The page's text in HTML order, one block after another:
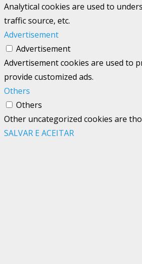
Analytical cookies are used to
traffic source, etc.
Advertisement
Advertisement
Advertisement cookies are used to
provide customized ads.
Others
Others
Other uncategorized cookies are
SALVAR E ACEITAR